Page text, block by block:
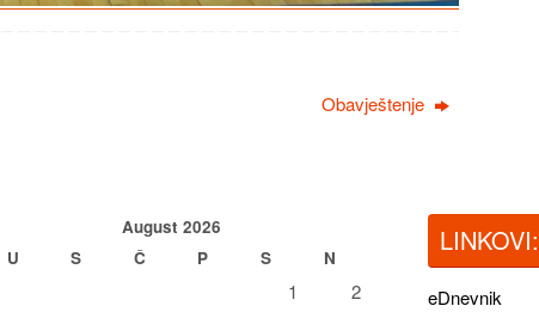
Obavještenje
August 2026
U S Č P S N
1
2
LINKOVI:
eDnevnik